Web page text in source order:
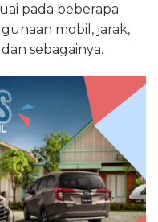
pada beberapa
mobil, jarak,
sebagainya.